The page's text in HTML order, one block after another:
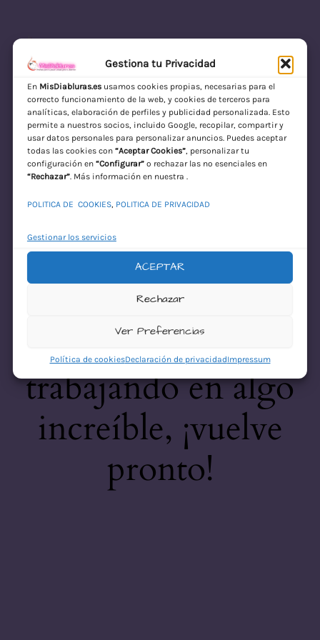
Gestiona tu Privacidad
En MisDiabluras.esusamos cookies propias, necesarias para el
correcto funcionamiento de la web, y cookies de terceros para
analíticas, elaboración de perfiles y publicidad personalizada. Esto
permite a nuestros socios, incluido Google, recopilar, compartir y
usar datos personales para personalizar anuncios. Puedes aceptar
todas las cookies con “Aceptar Cookies”, personalizar tu
configuración en “Configurar”o rechazar las no esenciales en
“Rechazar”. Más información en nuestra .
POLITICA DE COOKIES, POLITICA DE PRIVACIDAD
Gestionar los servicios
ACEPTAR
Rechazar
Ver Preferencias
Política de cookiesDeclaración de privacidadImpressum
MisDiabluras | Sexshop Online con Envío
Discreto en España
Acceder
¡Disculpa este
desastre! Estamos
trabajando en algo
increíble, ¡vuelve
pronto!